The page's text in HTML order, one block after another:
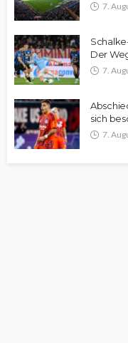
7.
Der
7.
sich
7.